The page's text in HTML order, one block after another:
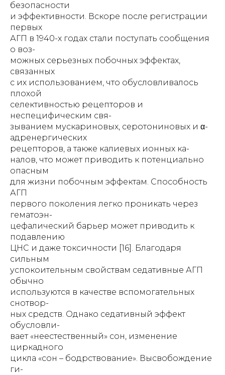
безопасности
и эффективности. Вскоре после регистрации
первых
АГП в 1940-х годах стали поступать сообщения
о воз-
можных серьезных побочных эффектах,
связанных
с их использованием, что обусловливалось
плохой
селективностью рецепторов и
неспецифическим свя-
зыванием мускариновых, серотониновых и α-
адренергических
рецепторов, а также калиевых ионных ка-
налов, что может приводить к потенциально
опасным
для жизни побочным эффектам. Способность
АГП
первого поколения легко проникать через
гематоэн-
цефалический барьер может приводить к
подавлению
ЦНС и даже токсичности [16]. Благодаря
сильным
успокоительным свойствам седативные АГП
обычно
используются в качестве вспомогательных
снотвор-
ных средств. Однако седативный эффект
обусловли-
вает «неестественный» сон, изменение
циркадного
цикла «сон – бодрствование». Высвобождение
ги-